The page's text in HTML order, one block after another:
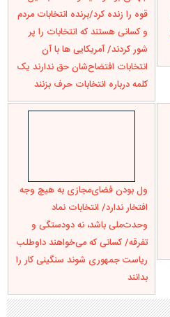
قوه را زنده کرد/برنده انتخابات مردم
و کسانی هستند که انتخابات را پر
شور کردند/ آمریکایی ها با آن
انتخابات افتضاح‌شان حق ندارند یک
کلمه درباره انتخابات حرف بزنند
ول بودن فضای‌مجازی به هیچ وجه
افتخار ندارد/ انتخابات نماد
وحدت‌ملی باشد، نه دودستگی و
تفرقه/ کسانی که می‌خواهند داوطلب
ریاست جمهوری شوند سنگینی کار را
بدانند